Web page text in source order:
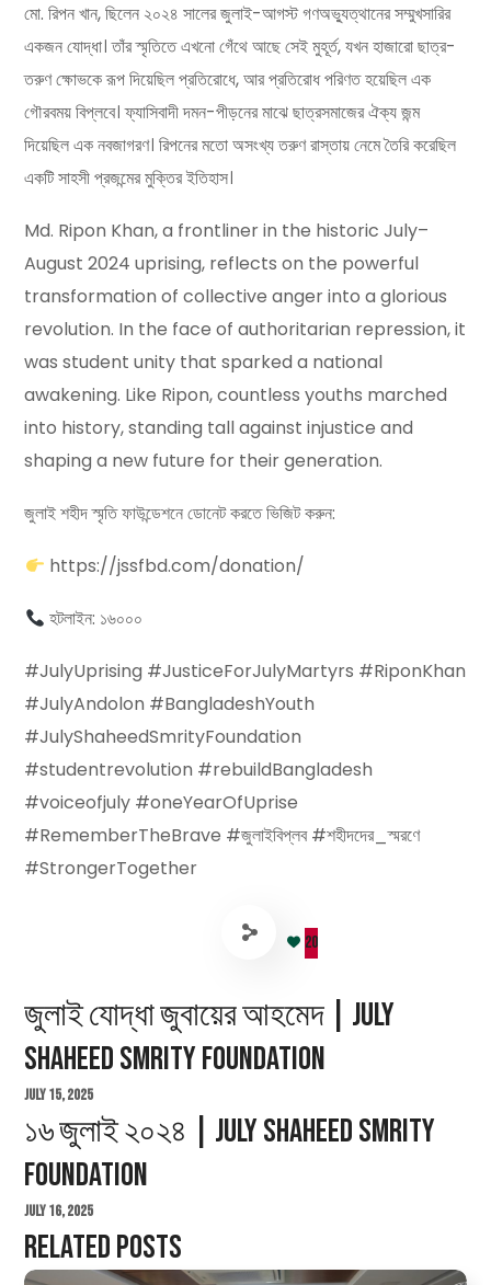
মো. রিপন খান, ছিলেন ২০২৪ সালের জুলাই-আগস্ট গণঅভ্যুত্থানের সম্মুখসারির
একজন যোদ্ধা। তাঁর স্মৃতিতে এখনো গেঁথে আছে সেই মুহূর্ত, যখন হাজারো ছাত্র-
তরুণ ক্ষোভকে রূপ দিয়েছিল প্রতিরোধে, আর প্রতিরোধ পরিণত হয়েছিল এক
গৌরবময় বিপ্লবে। ফ্যাসিবাদী দমন-পীড়নের মাঝে ছাত্রসমাজের ঐক্য জন্ম
দিয়েছিল এক নবজাগরণ। রিপনের মতো অসংখ্য তরুণ রাস্তায় নেমে তৈরি করেছিল
একটি সাহসী প্রজন্মের মুক্তির ইতিহাস।
Md. Ripon Khan, a frontliner in the historic July–
August 2024 uprising, reflects on the powerful
transformation of collective anger into a glorious
revolution. In the face of authoritarian repression, it
was student unity that sparked a national
awakening. Like Ripon, countless youths marched
into history, standing tall against injustice and
shaping a new future for their generation.
জুলাই শহীদ স্মৃতি ফাউন্ডেশনে ডোনেট করতে ভিজিট করুন:
https://jssfbd.com/donation/
হটলাইন: ১৬০০০
#JulyUprising #JusticeForJulyMartyrs #RiponKhan
#JulyAndolon #BangladeshYouth
#JulyShaheedSmrityFoundation
#studentrevolution #rebuildBangladesh
#voiceofjuly #oneYearOfUprise
#RememberTheBrave #জুলাইবিপ্লব #শহীদদের_স্মরণে
#StrongerTogether
20
জুলাই যোদ্ধা জুবায়ের আহমেদ | July
Shaheed Smrity Foundation
July 15, 2025
১৬ জুলাই ২০২৪ | July Shaheed Smrity
Foundation
July 16, 2025
Related Posts